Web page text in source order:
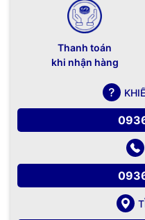
Thanh toán
khi nhận hàng